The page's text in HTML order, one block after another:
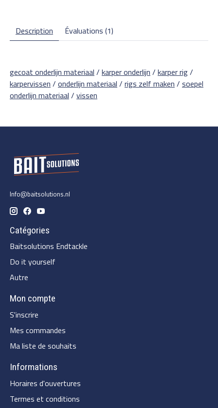
Description Évaluations (1)
gecoat onderlijn materiaal / karper onderlijn / karper rig/
karpervissen / onderlijn materiaal / rigs zelf maken / soepel
onderlijn materiaal / vissen
Info@baitsolutions.nl
Catégories
Baitsolutions Endtackle
Do it yourself
Autre
Mon compte
S'inscrire
Mes commandes
Ma liste de souhaits
Informations
Horaires d'ouvertures
Termes et conditions